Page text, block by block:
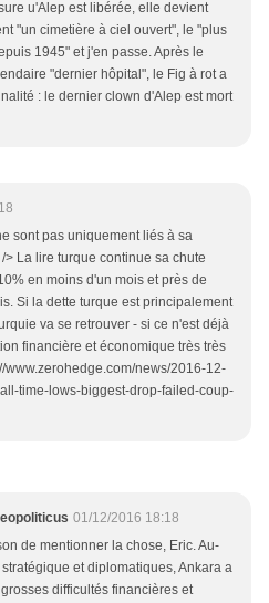
u'Alep est libérée, elle devient
"un cimetière à ciel ouvert", le "plus
1945" et j'en passe. Après le
"dernier hôpital", le Fig à rot a
: le dernier clown d'Alep est mort
sont pas uniquement liés à sa
La lire turque continue sa chute
en moins d'un mois et près de
Si la dette turque est principalement
va se retrouver - si ce n'est déjà
financière et économique très très
www.zerohedge.com/news/2016-12-
time-lows-biggest-drop-failed-coup-
01/12/2016 18:18
de mentionner la chose, Eric. Au-
et diplomatiques, Ankara a
difficultés financières et